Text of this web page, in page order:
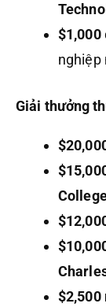
$1,000
nghiệp
Giải thưởng
$2,500